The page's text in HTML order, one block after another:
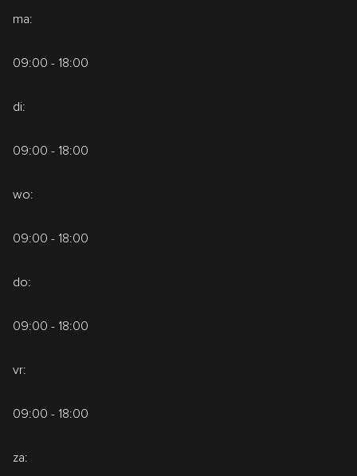
ma:
09:00 - 18:00
di:
09:00 - 18:00
wo:
09:00 - 18:00
do:
09:00 - 18:00
vr:
09:00 - 18:00
za: